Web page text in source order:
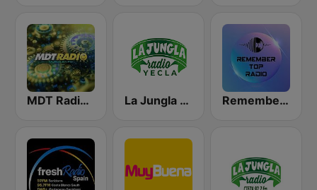
MDT Radio Murcia La Jungla Radio Yecla Remember Top Radio